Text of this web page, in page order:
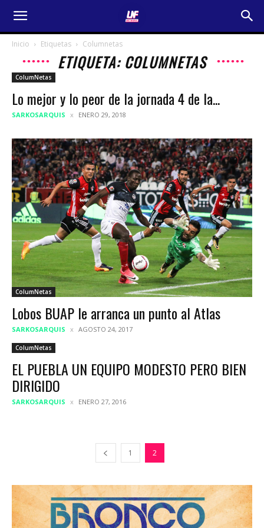
Inicio Etiquetas Columnetas
ETIQUETA: COLUMNETAS
ColumNetas
Lo mejor y lo peor de la jornada 4 de la...
SARKOSARQUIS ENERO 29, 2018
ColumNetas
Lobos BUAP le arranca un punto al Atlas
SARKOSARQUIS AGOSTO 24, 2017
ColumNetas
EL PUEBLA UN EQUIPO MODESTO PERO BIEN
DIRIGIDO
SARKOSARQUIS ENERO 27, 2016
1 2